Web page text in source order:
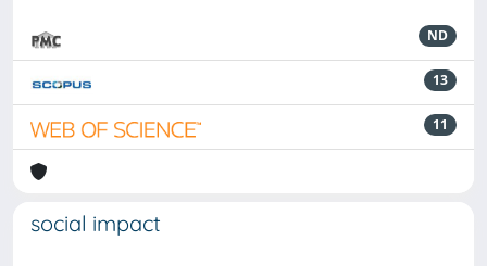
ND
13
11
social impact